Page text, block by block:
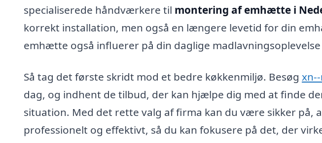
specialiserede håndværkere til montering af emhætte i
korrekt installation, men også en længere levetid for din
emhætte også influerer på din daglige
Så tag det første skridt mod et bedre køkkenmiljø. Besøg
dag, og indhent de tilbud, der kan hjælpe dig med at finde
situation. Med det rette valg af firma kan du være sikker
professionelt og effektivt, så du kan fokusere på det, der